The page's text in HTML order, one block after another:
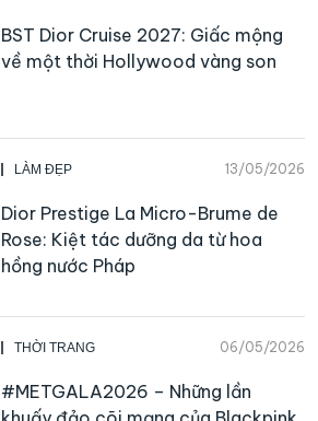
BST Dior Cruise 2027: Giấc mộng
về một thời Hollywood vàng son
LÀM ĐẸP 13/05/2026
Dior Prestige La Micro-Brume de
Rose: Kiệt tác dưỡng da từ hoa
hồng nước Pháp
THỜI TRANG 06/05/2026
#METGALA2026 – Những lần